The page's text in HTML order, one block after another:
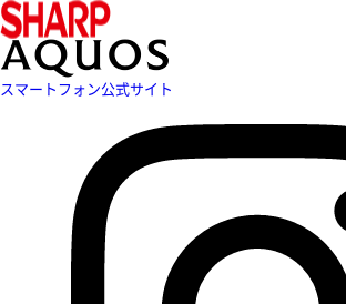
スマートフォン公式サイト